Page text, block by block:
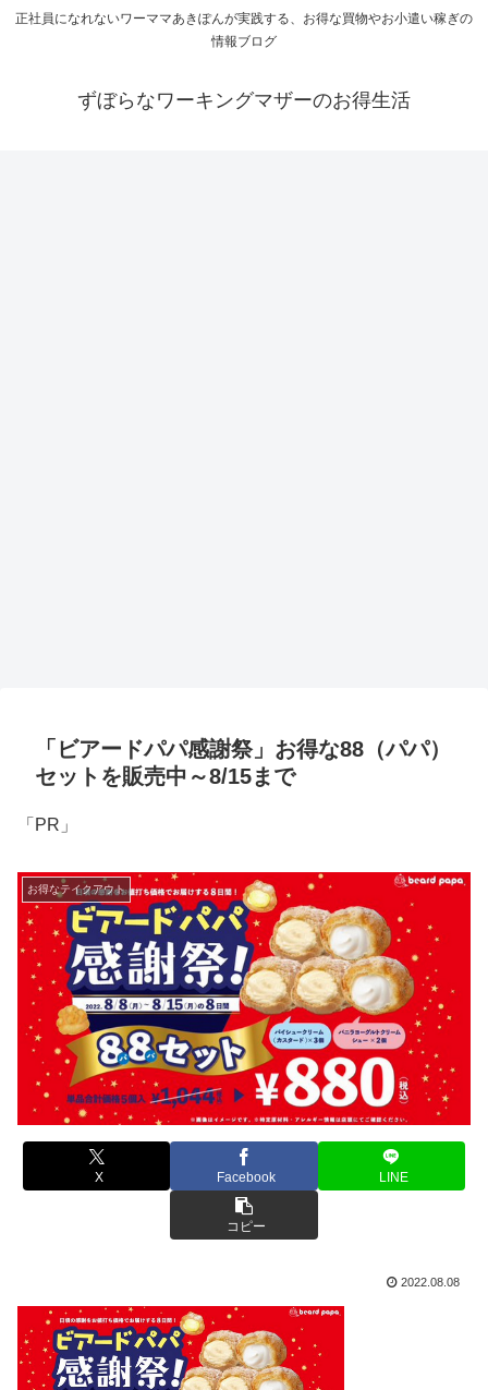
正社員になれないワーママあきぽんが実践する、お得な買物やお小遣い稼ぎの
情報ブログ
ずぼらなワーキングマザーのお得生活
「ビアードパパ感謝祭」お得な88（パパ）
セットを販売中～8/15まで
「PR」
お得なテイクアウト
X Facebook LINE
コピー
2022.08.08